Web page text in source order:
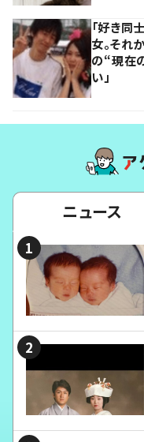
「好き同
女。それ
の“現在
い」
ニュース